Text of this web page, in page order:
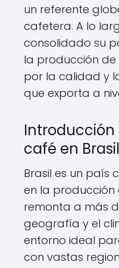
un referente
cafetera. A lo
consolidado su
la producción
por la calidad y
que exporta a
café en Brasil
Brasil es un país
en la producción
remonta a más
geografía y el
entorno ideal
con vastas